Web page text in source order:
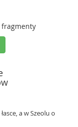
fragmenty
a w Szeolu o